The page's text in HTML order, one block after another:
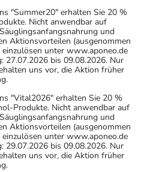
"Summer20" erhalten Sie 20 %
Nicht anwendbar auf
und
Aktionsvorteilen (ausgenommen
unter www.aponeo.de
27.07.2026 bis 09.08.2026. Nur
uns vor, die Aktion früher
"Vital2026" erhalten Sie 20 %
Produkte. Nicht anwendbar auf
und
Aktionsvorteilen (ausgenommen
unter www.aponeo.de
29.07.2026 bis 09.08.2026. Nur
uns vor, die Aktion früher